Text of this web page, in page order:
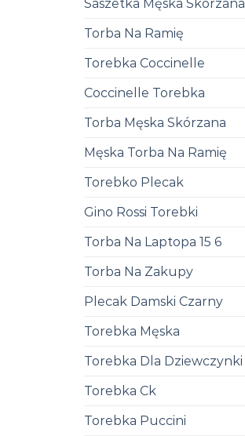
Saszetka Męska Skórzana
Torba Na Ramię
Torebka Coccinelle
Coccinelle Torebka
Torba Męska Skórzana
Męska Torba Na Ramię
Torebko Plecak
Gino Rossi Torebki
Torba Na Laptopa 15 6
Torba Na Zakupy
Plecak Damski Czarny
Torebka Męska
Torebka Dla Dziewczynki
Torebka Ck
Torebka Puccini